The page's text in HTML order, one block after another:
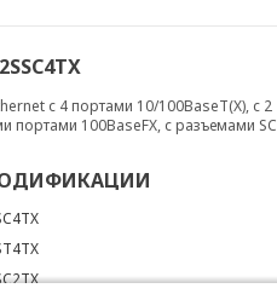
с 4 портами 10/100BaseT(X), с 2
100BaseFX, с разъемами SC